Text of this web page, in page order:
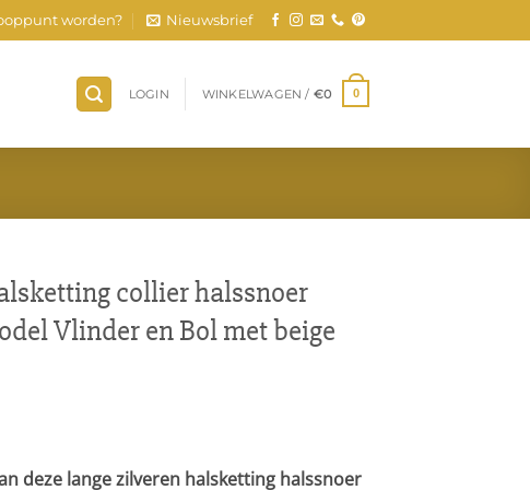
worden? Nieuwsbrief
LOGIN WINKELWAGEN / €0 0
collier halssnoer
Vlinder en Bol met beige
deze lange zilveren halsketting halssnoer